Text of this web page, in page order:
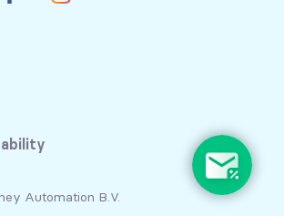
Automation B.V.